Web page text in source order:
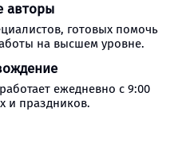
авторы
готовых помочь
на высшем уровне.
ежедневно с 9:00
и праздников.